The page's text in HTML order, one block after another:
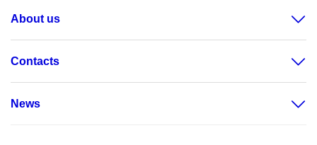
About us
Contacts
News